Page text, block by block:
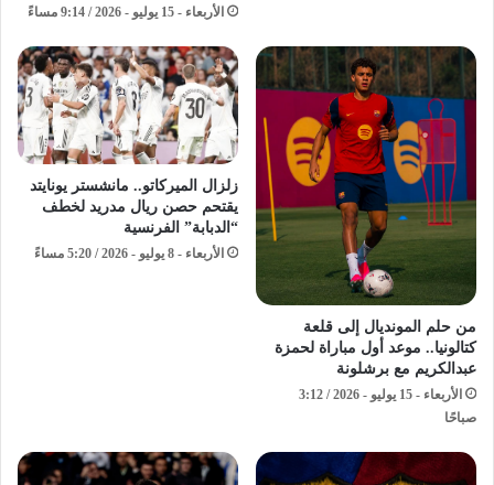
الأربعاء - 15 يوليو - 2026 / 9:14 مساءً
من حلم المونديال إلى قلعة
كتالونيا.. موعد أول مباراة لحمزة
عبدالكريم مع برشلونة
الأربعاء - 15 يوليو - 2026 / 3:12
صباحًا
زلزال الميركاتو.. مانشستر يونايتد
يقتحم حصن ريال مدريد لخطف
“الدبابة” الفرنسية
الأربعاء - 8 يوليو - 2026 / 5:20 مساءً